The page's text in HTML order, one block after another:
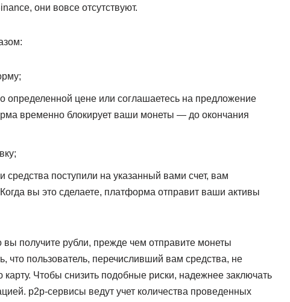
они вовсе отсутствуют.
определенной цене или соглашаетесь на предложение
временно блокирует ваши монеты — до окончания
средства поступили на указанный вами счет, вам
вы это сделаете, платформа отправит ваши активы
вы получите рубли, прежде чем отправите монеты
что пользователь, перечисливший вам средства, не
карту. Чтобы снизить подобные риски, надежнее заключать
p2p-сервисы ведут учет количества проведенных